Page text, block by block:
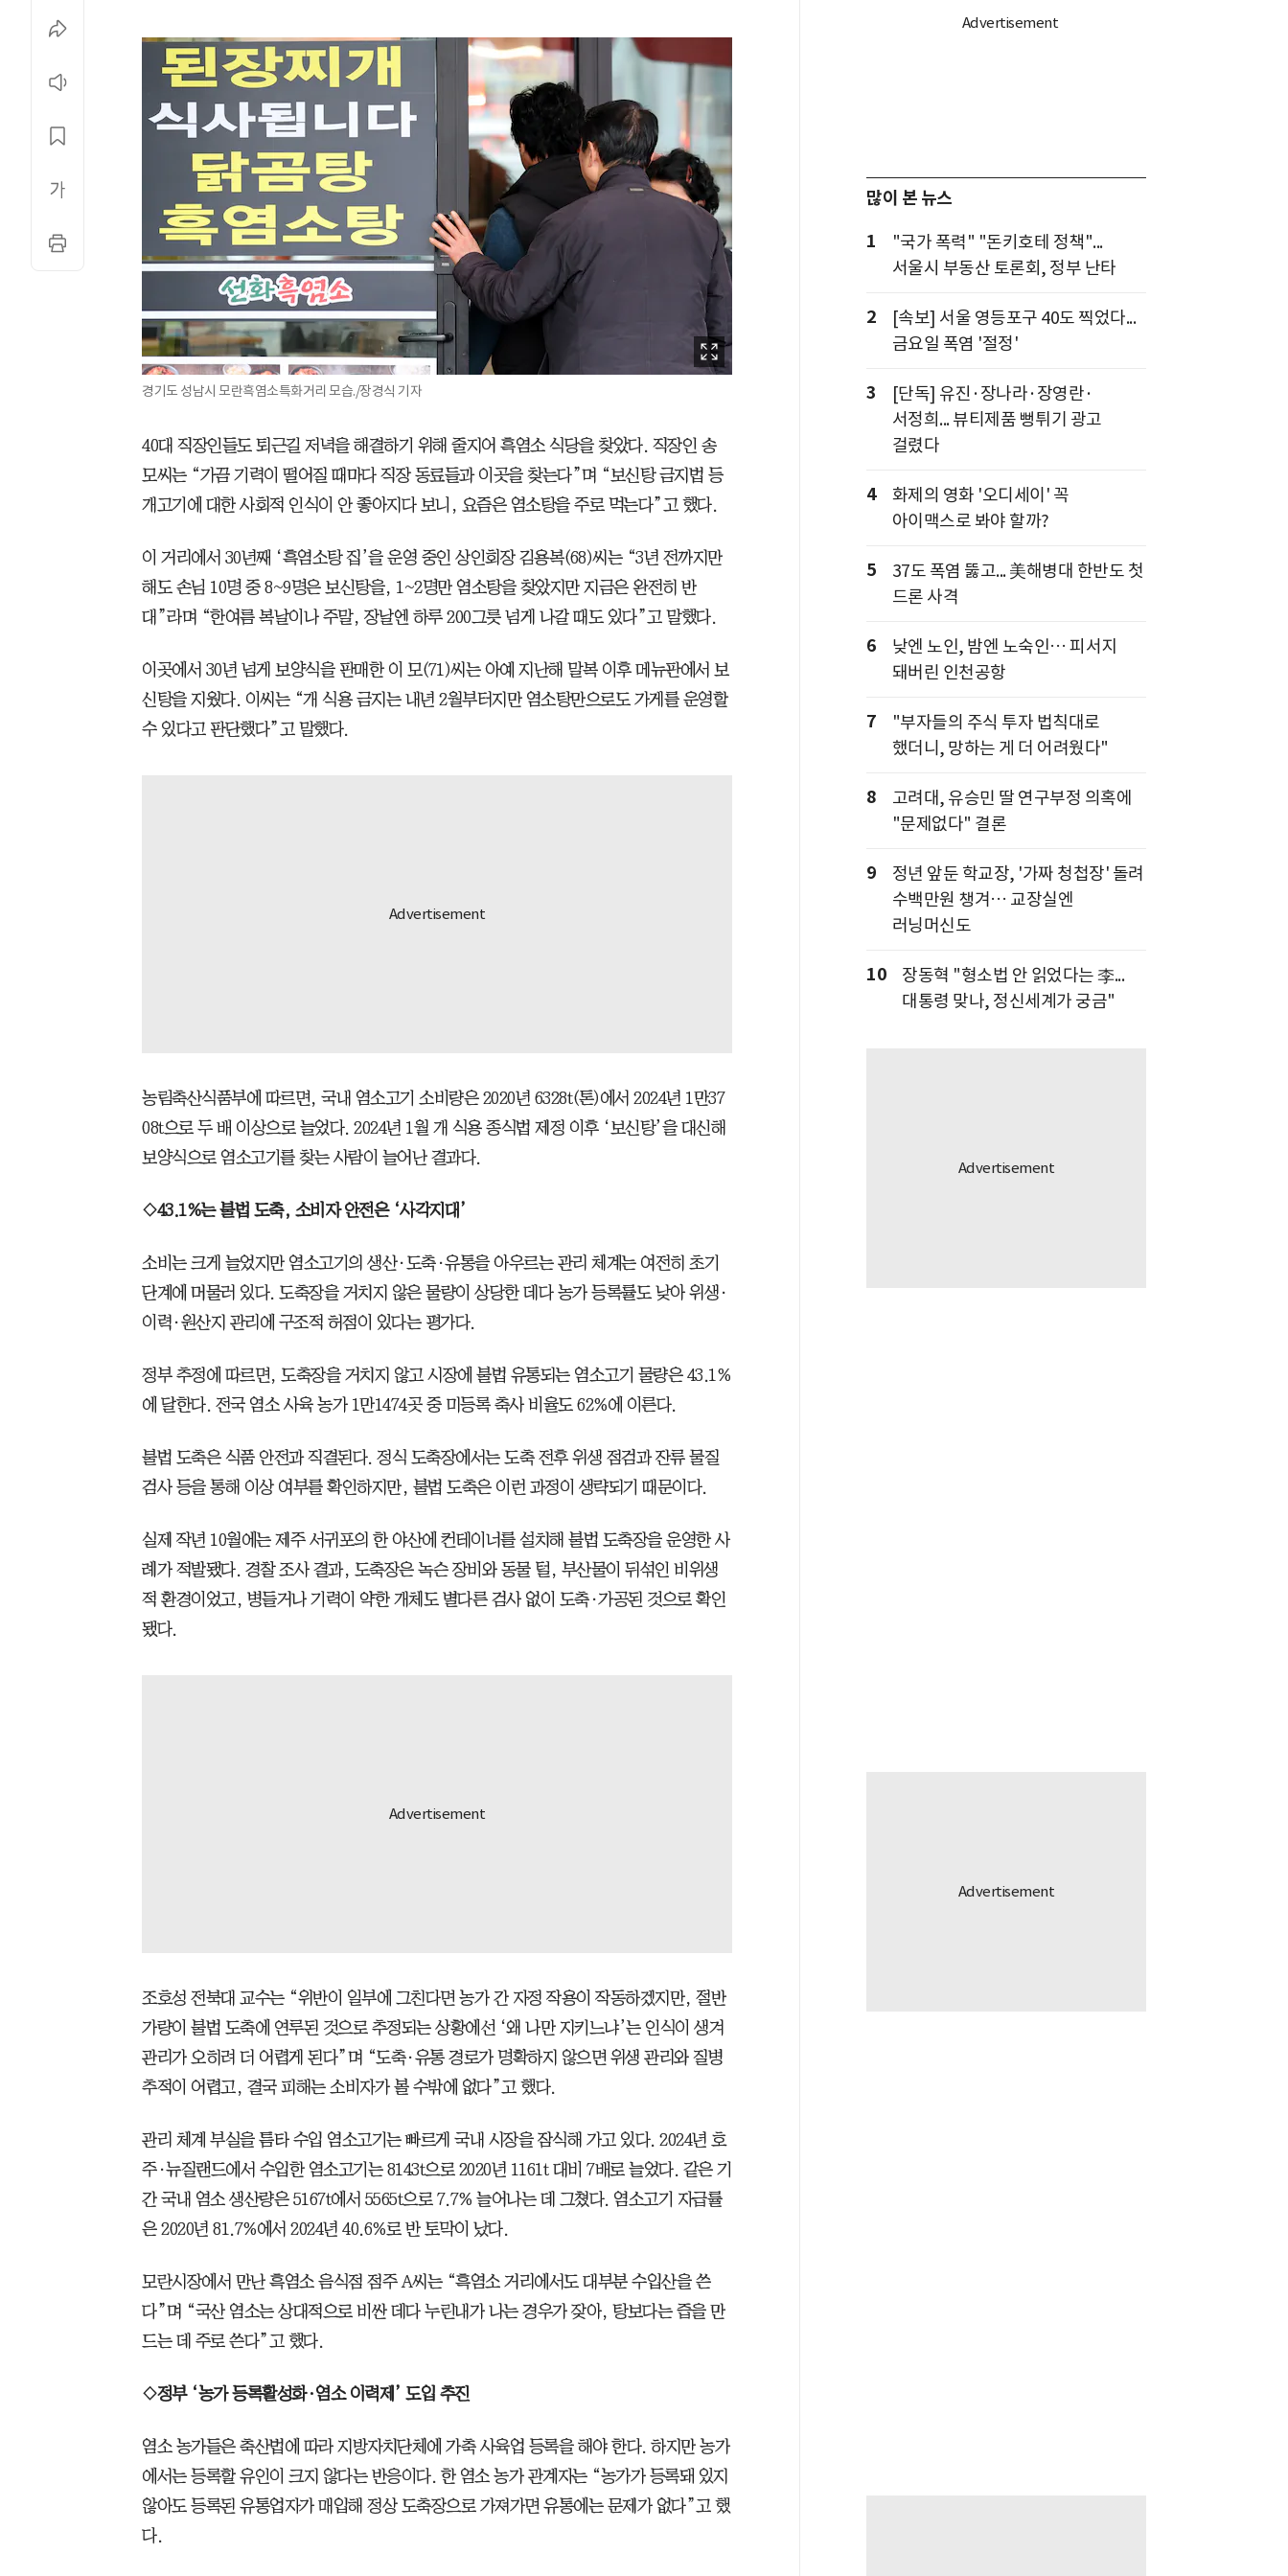
경기도 성남시 모란흑염소특화거리 모습./장경식 기자
40대 직장인들도 퇴근길 저녁을 해결하기 위해 줄지어 흑염소 식당을 찾았다. 직장인 송
모씨는 “가끔 기력이 떨어질 때마다 직장 동료들과 이곳을 찾는다”며 “보신탕 금지법 등
개고기에 대한 사회적 인식이 안 좋아지다 보니, 요즘은 염소탕을 주로 먹는다”고 했다.
이 거리에서 30년째 ‘흑염소탕 집’을 운영 중인 상인회장 김용복(68)씨는 “3년 전까지만
해도 손님 10명 중 8~9명은 보신탕을, 1~2명만 염소탕을 찾았지만 지금은 완전히 반
대”라며 “한여름 복날이나 주말, 장날엔 하루 200그릇 넘게 나갈 때도 있다”고 말했다.
이곳에서 30년 넘게 보양식을 판매한 이 모(71)씨는 아예 지난해 말복 이후 메뉴판에서 보
신탕을 지웠다. 이씨는 “개 식용 금지는 내년 2월부터지만 염소탕만으로도 가게를 운영할
수 있다고 판단했다”고 말했다.
농림축산식품부에 따르면, 국내 염소고기 소비량은 2020년 6328t(톤)에서 2024년 1만37
08t으로 두 배 이상으로 늘었다. 2024년 1월 개 식용 종식법 제정 이후 ‘보신탕’을 대신해
보양식으로 염소고기를 찾는 사람이 늘어난 결과다.
◇43.1%는 불법 도축, 소비자 안전은 ‘사각지대’
소비는 크게 늘었지만 염소고기의 생산·도축·유통을 아우르는 관리 체계는 여전히 초기
단계에 머물러 있다. 도축장을 거치지 않은 물량이 상당한 데다 농가 등록률도 낮아 위생·
이력·원산지 관리에 구조적 허점이 있다는 평가다.
정부 추정에 따르면, 도축장을 거치지 않고 시장에 불법 유통되는 염소고기 물량은 43.1%
에 달한다. 전국 염소 사육 농가 1만1474곳 중 미등록 축사 비율도 62%에 이른다.
불법 도축은 식품 안전과 직결된다. 정식 도축장에서는 도축 전후 위생 점검과 잔류 물질
검사 등을 통해 이상 여부를 확인하지만, 불법 도축은 이런 과정이 생략되기 때문이다.
실제 작년 10월에는 제주 서귀포의 한 야산에 컨테이너를 설치해 불법 도축장을 운영한 사
례가 적발됐다. 경찰 조사 결과, 도축장은 녹슨 장비와 동물 털, 부산물이 뒤섞인 비위생
적 환경이었고, 병들거나 기력이 약한 개체도 별다른 검사 없이 도축·가공된 것으로 확인
됐다.
조호성 전북대 교수는 “위반이 일부에 그친다면 농가 간 자정 작용이 작동하겠지만, 절반
가량이 불법 도축에 연루된 것으로 추정되는 상황에선 ‘왜 나만 지키느냐’는 인식이 생겨
관리가 오히려 더 어렵게 된다”며 “도축·유통 경로가 명확하지 않으면 위생 관리와 질병
추적이 어렵고, 결국 피해는 소비자가 볼 수밖에 없다”고 했다.
관리 체계 부실을 틈타 수입 염소고기는 빠르게 국내 시장을 잠식해 가고 있다. 2024년 호
주·뉴질랜드에서 수입한 염소고기는 8143t으로 2020년 1161t 대비 7배로 늘었다. 같은 기
간 국내 염소 생산량은 5167t에서 5565t으로 7.7% 늘어나는 데 그쳤다. 염소고기 자급률
은 2020년 81.7%에서 2024년 40.6%로 반 토막이 났다.
모란시장에서 만난 흑염소 음식점 점주 A씨는 “흑염소 거리에서도 대부분 수입산을 쓴
다”며 “국산 염소는 상대적으로 비싼 데다 누린내가 나는 경우가 잦아, 탕보다는 즙을 만
드는 데 주로 쓴다”고 했다.
◇정부 ‘농가 등록활성화·염소 이력제’ 도입 추진
염소 농가들은 축산법에 따라 지방자치단체에 가축 사육업 등록을 해야 한다. 하지만 농가
에서는 등록할 유인이 크지 않다는 반응이다. 한 염소 농가 관계자는 “농가가 등록돼 있지
않아도 등록된 유통업자가 매입해 정상 도축장으로 가져가면 유통에는 문제가 없다”고 했
다.
많이 본 뉴스
1
"국가 폭력" "돈키호테 정책"...
서울시 부동산 토론회, 정부 난타
2
[속보] 서울 영등포구 40도 찍었다...
금요일 폭염 '절정'
3
[단독] 유진·장나라·장영란·
서정희... 뷰티제품 뻥튀기 광고
걸렸다
4
화제의 영화 '오디세이' 꼭
아이맥스로 봐야 할까?
5
37도 폭염 뚫고... 美해병대 한반도 첫
드론 사격
6
낮엔 노인, 밤엔 노숙인… 피서지
돼버린 인천공항
7
"부자들의 주식 투자 법칙대로
했더니, 망하는 게 더 어려웠다"
8
고려대, 유승민 딸 연구부정 의혹에
"문제없다" 결론
9
정년 앞둔 학교장, '가짜 청첩장' 돌려
수백만원 챙겨… 교장실엔
러닝머신도
10
장동혁 "형소법 안 읽었다는 李...
대통령 맞나, 정신세계가 궁금"